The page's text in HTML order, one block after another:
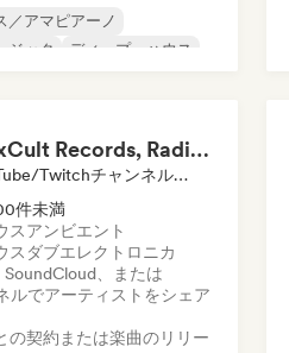
／アマピアーノ
ジック
ディープ・ハウス
MixCult Records, Radio and Sub Labels
YouTube/Twitchチャンネル, レーベル, ラジオ局
件未満
スアンビエント
ス ダブエレクトロニカ
SoundCloud、または
ルでアーティストをシェア
の契約または楽曲のリリー